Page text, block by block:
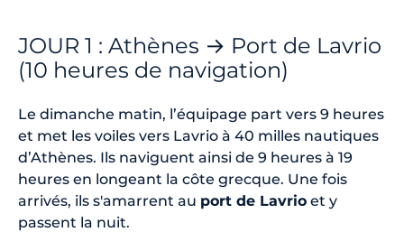
JOUR 1 : Athènes → Port de Lavrio
(10 heures de navigation)
Le dimanche matin, l’équipage part vers 9 heures
et met les voiles vers Lavrio à 40 milles nautiques
d’Athènes. Ils naviguent ainsi de 9 heures à 19
heures en longeant la côte grecque. Une fois
arrivés, ils s'amarrent au port de Lavrio et y
passent la nuit.